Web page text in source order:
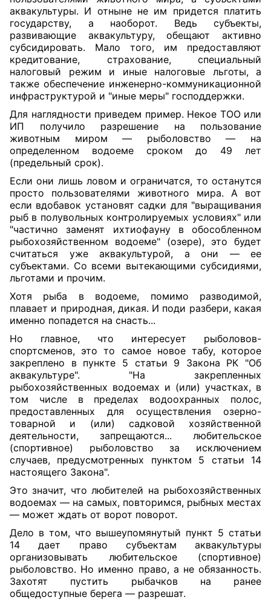
аквакультуры. И отныне не им придется платить
государству, а наоборот. Ведь субъекты,
развивающие аквакультуру, обещают активно
субсидировать. Мало того, им предоставляют
кредитование, страхование, специальный
налоговый режим и иные налоговые льготы, а
также обеспечение инженерно-коммуникационной
инфраструктурой и "иные меры" господдержки.
Для наглядности приведем пример. Некое ТОО или
ИП получило разрешение на пользование
животным миром — рыболовство — на
определенном водоеме сроком до 49 лет
(предельный срок).
Если они лишь ловом и ограничатся, то останутся
просто пользователями животного мира. А вот
если вдобавок установят садки для "выращивания
рыб в полувольных контролируемых условиях" или
"частично заменят ихтиофауну в обособленном
рыбохозяйственном водоеме" (озере), это будет
считаться уже аквакультурой, а они — ее
субъектами. Со всеми вытекающими субсидиями,
льготами и прочим.
Хотя рыба в водоеме, помимо разводимой,
плавает и природная, дикая. И поди разбери, какая
именно попадется на снасть...
Но главное, что интересует рыболовов-
спортсменов, это то самое новое табу, которое
закреплено в пункте 5 статьи 9 Закона РК "Об
аквакультуре". "На закрепленных
рыбохозяйственных водоемах и (или) участках, в
том числе в пределах водоохранных полос,
предоставленных для осуществления озерно-
товарной и (или) садковой хозяйственной
деятельности, запрещаются... любительское
(спортивное) рыболовство за исключением
случаев, предусмотренных пунктом 5 статьи 14
настоящего Закона".
Это значит, что любителей на рыбохозяйственных
водоемах — на самых, повторимся, рыбных местах
— может ждать от ворот поворот.
Дело в том, что вышеупомянутый пункт 5 статьи
14 дает право субъектам аквакультуры
организовывать любительское (спортивное)
рыболовство. Но именно право, а не обязанность.
Захотят пустить рыбачков на ранее
общедоступные берега — разрешат.